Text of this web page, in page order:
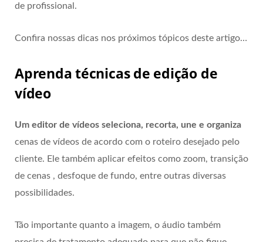
de profissional.
Confira nossas dicas nos próximos tópicos deste artigo…
Aprenda técnicas de edição de
vídeo
Um editor de vídeos seleciona, recorta, une e organiza
cenas de vídeos de acordo com o roteiro desejado pelo
cliente. Ele também aplicar efeitos como zoom, transição
de cenas , desfoque de fundo, entre outras diversas
possibilidades.
Tão importante quanto a imagem, o áudio também